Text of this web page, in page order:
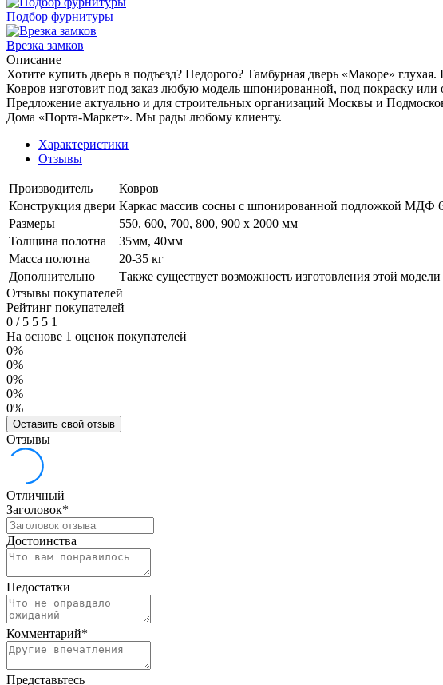
Подбор фурнитуры
Врезка замков
Описание
Хотите купить дверь в подъезд? Недорого? Тамбурная дверь «Макоре»
Ковров изготовит под заказ любую модель шпонированной, под покраску
Предложение актуально и для строительных организаций Москвы и
Дома «Порта-Маркет». Мы рады любому клиенту.
Характеристики
Отзывы
Производитель
Ковров
Конструкция двери Каркас массив сосны с шпонированной подложкой МДФ
Размеры
550, 600, 700, 800, 900 x 2000 мм
Толщина полотна
35мм, 40мм
Масса полотна
20-35 кг
Дополнительно
Также существует возможность изготовления этой
Отзывы покупателей
Рейтинг покупателей
0 /5 5 5 1
На основе 1 оценок покупателей
0%
0%
0%
0%
0%
Оставить свой отзыв
Отзывы
Отличный
Заголовок*
Достоинства
Недостатки
Комментарий*
Представьтесь